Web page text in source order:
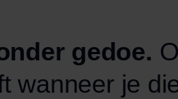
gedoe.
wanneer je